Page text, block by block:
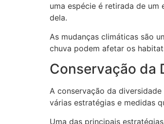
uma espécie é retirada de
dela.
As mudanças climáticas são
chuva podem afetar os
Conservação da
A conservação da
várias estratégias e medidas
Uma das principais